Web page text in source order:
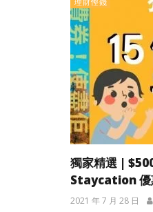
獨家精選 |
Staycation 優
2021 年 7 月 28 日